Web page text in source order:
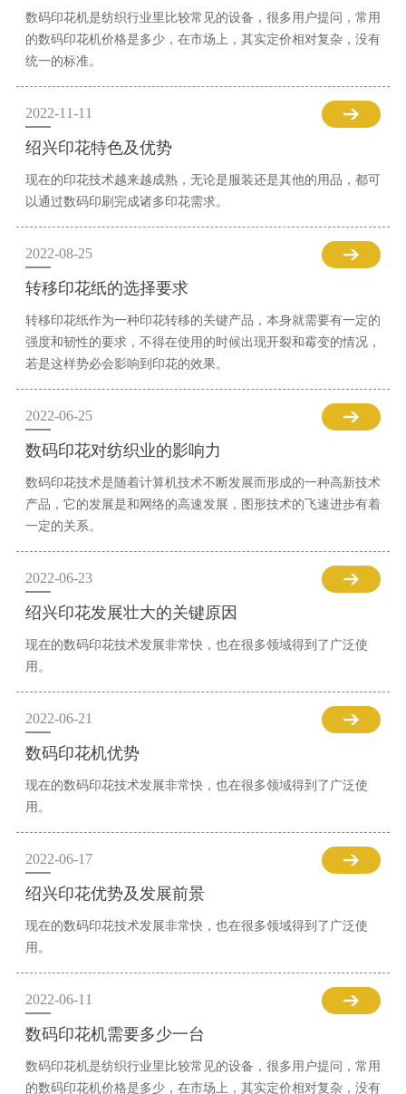
数码印花机是纺织行业里比较常见的设备，很多用户提问，常用
的数码印花机价格是多少，在市场上，其实定价相对复杂，没有
统一的标准。
2022-11-11
绍兴印花特色及优势
现在的印花技术越来越成熟，无论是服装还是其他的用品，都可
以通过数码印刷完成诸多印花需求。
2022-08-25
转移印花纸的选择要求
转移印花纸作为一种印花转移的关键产品，本身就需要有一定的
强度和韧性的要求，不得在使用的时候出现开裂和霉变的情况，
若是这样势必会影响到印花的效果。
2022-06-25
数码印花对纺织业的影响力
数码印花技术是随着计算机技术不断发展而形成的一种高新技术
产品，它的发展是和网络的高速发展，图形技术的飞速进步有着
一定的关系。
2022-06-23
绍兴印花发展壮大的关键原因
现在的数码印花技术发展非常快，也在很多领域得到了广泛使
用。
2022-06-21
数码印花机优势
现在的数码印花技术发展非常快，也在很多领域得到了广泛使
用。
2022-06-17
绍兴印花优势及发展前景
现在的数码印花技术发展非常快，也在很多领域得到了广泛使
用。
2022-06-11
数码印花机需要多少一台
数码印花机是纺织行业里比较常见的设备，很多用户提问，常用
的数码印花机价格是多少，在市场上，其实定价相对复杂，没有